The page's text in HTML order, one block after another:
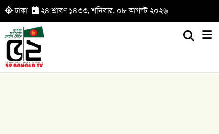
ঢাকা ২৪ শ্রাবণ ১৪৩৩, শনিবার, ০৮ আগস্ট ২০২৬